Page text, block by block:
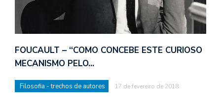
FOUCAULT – “COMO CONCEBE ESTE CURIOSO
MECANISMO PELO…
Filosofia - trechos de autores 17 de fevereiro de 2018